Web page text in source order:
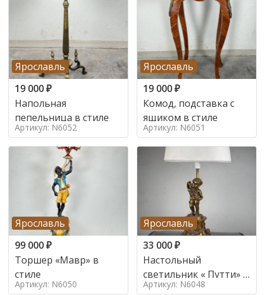
Ярославль
19 000₽
Напольная
пепельница в стиле
Артикул: N6052
Ярославль
19 000₽
Комод, подставка с
ящиком в стиле
Артикул: N6051
Ярославль
99 000₽
Торшер «Мавр» в
стиле
Артикул: N6050
Ярославль
33 000₽
Настольный
светильник « Путти» в
стиле
Артикул: N6048